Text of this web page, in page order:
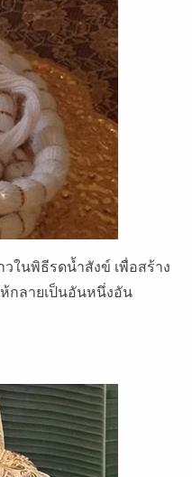
ในพิธีรดน้ำสังข์ เพื่อสร้าง
กลายเป็นอันหนึ่งอัน